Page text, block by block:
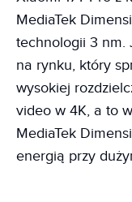
MediaTek
technologii 3 nm.
na rynku, który
wysokiej
video w 4K, a to
MediaTek
energią przy